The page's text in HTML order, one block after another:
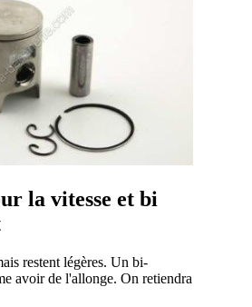
la vitesse et bi
restent légères. Un bi-
avoir de l'allonge. On retiendra